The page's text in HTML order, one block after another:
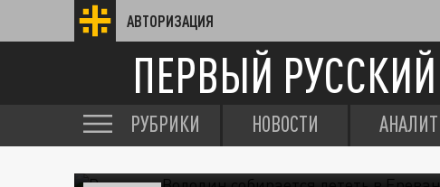
АВТОРИЗАЦИЯ
ПЕРВЫЙ РУССКИЙ
РУБРИКИ НОВОСТИ